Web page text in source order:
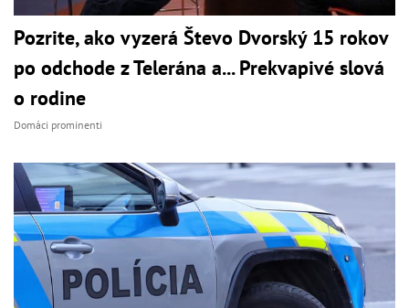
Pozrite, ako vyzerá Števo Dvorský 15 rokov
po odchode z Telerána a... Prekvapivé slová
o rodine
Domáci prominenti